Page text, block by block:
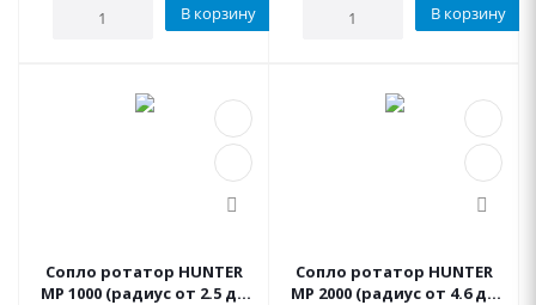
В корзину В корзину
Сопло ротатор HUNTER
МР 1000 (радиус от 2.5 до
Сопло ротатор HUNTER
МР 2000 (радиус от 4.6 до